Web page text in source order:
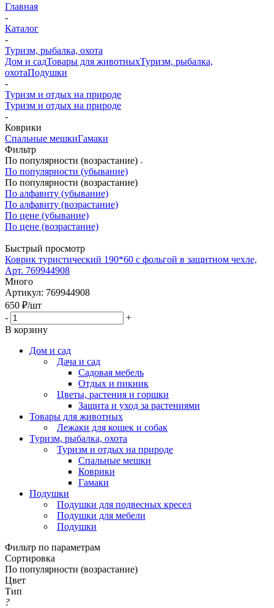
Главная
-
Каталог
-
Туризм, рыбалка, охота
Дом и садТовары для животныхТуризм, рыбалка,
охотаПодушки
-
Туризм и отдых на природе
Туризм и отдых на природе
-
Коврики
Спальные мешкиГамаки
Фильтр
По популярности (возрастание)
По популярности (убывание)
По популярности (возрастание)
По алфавиту (убывание)
По алфавиту (возрастание)
По цене (убывание)
По цене (возрастание)
Быстрый просмотр
Коврик туристический 190*60 с фольгой в защитном чехле,
Арт. 769944908
Много
Артикул: 769944908
650 ₽/шт
-
+
В корзину
Дом и сад
Дача и сад
Садовая мебель
Отдых и пикник
Цветы, растения и горшки
Защита и уход за растениями
Товары для животных
Лежаки для кошек и собак
Туризм, рыбалка, охота
Туризм и отдых на природе
Спальные мешки
Коврики
Гамаки
Подушки
Подушки для подвесных кресел
Подушки для мебели
Подушки
Фильтр по параметрам
Сортировка
По популярности (возрастание)
Цвет
Тип
?